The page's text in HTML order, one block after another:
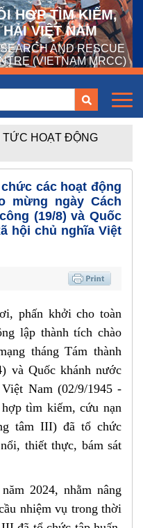
HỢP TÌM KIẾM,
VIỆT NAM
AND RESCUE
(VIETNAM MRCC)
TỨC HOẠT ĐỘNG
các hoạt động
mừng ngày Cách
(19/8) và Quốc
hội chủ nghĩa Việt
phấn khởi cho toàn
lập thành tích chào
tháng Tám thành
và Quốc khánh nước
Nam (02/9/1945 -
tìm kiếm, cứu nạn
tâm III) đã tổ chức
thiết thực, bám sát
2024, nhằm nâng
nhiệm vụ trong thời